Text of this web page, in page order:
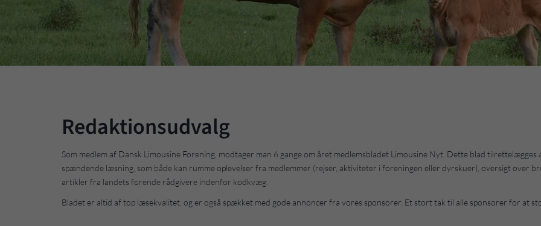
Redaktionsudvalg
Som medlem af Dansk Limousine Forening, modtager man 6 gange om året medlemsbladet Limousine Nyt. Dette blad
spændende læsning, som både kan rumme oplevelser fra medlemmer (rejser, aktiviteter i foreningen eller dyrskuer), oversigt over
artikler fra landets førende rådgivere indenfor kødkvæg.
Bladet er altid af top læsekvalitet, og er også spækket med gode annoncer fra vores sponsorer. Et stort tak til alle sponsorer for at